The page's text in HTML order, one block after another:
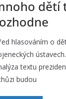
dětí
hlasováním o
textu
budou